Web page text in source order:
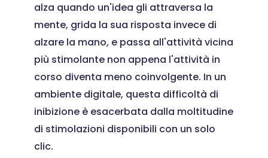
alza quando un'idea gli attraversa la
mente, grida la sua risposta invece di
alzare la mano, e passa all'attività vicina
più stimolante non appena l'attività in
corso diventa meno coinvolgente. In un
ambiente digitale, questa difficoltà di
inibizione è esacerbata dalla moltitudine
di stimolazioni disponibili con un solo
clic.